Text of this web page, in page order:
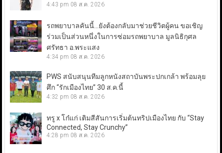
4:43 pm 08 ส.ค. 2026
รถพยาบาลคันนี้…ยังต้องกลับมาช่วยชีวิตผู้คน ขอเชิญ
ร่วมเป็นส่วนหนึ่งในการซ่อมรถพยาบาล มูลนิธิกุศล
ศรัทธา อ.พระแสง
4:34 pm 08 ส.ค. 2026
PWS สนับสนุนทีมลูกหนังสถาบันพระปกเกล้า พร้อมลุย
ศึก “รักเมืองไทย” 30 ส.ค.นี้
4:32 pm 08 ส.ค. 2026
ทรู x โก๋แก่ เติมสีสันการเริ่มต้นทริปเมืองไทย กับ “Stay
Connected, Stay Crunchy”
4:28 pm 08 ส.ค. 2026